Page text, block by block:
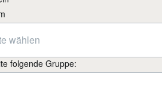
folgende Gruppe: